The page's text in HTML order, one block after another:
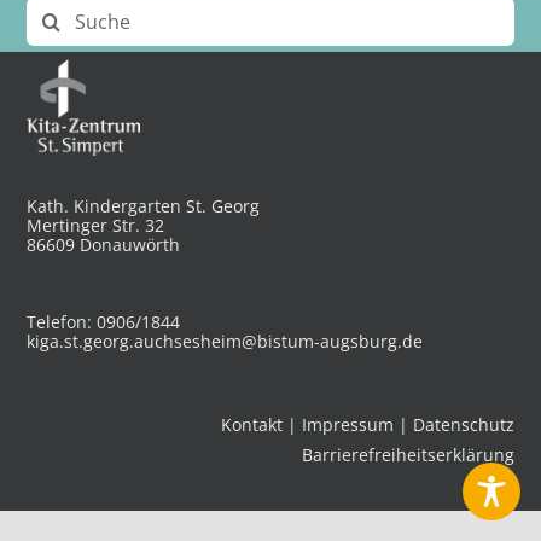
Suche
nach:
Kath. Kindergarten St. Georg
Mertinger Str. 32
86609 Donauwörth
Telefon: 0906/1844
kiga.st.georg.auchsesheim@bistum-augsburg.de
Kontakt| Impressum | Datenschutz
Barrierefreiheitserklärung